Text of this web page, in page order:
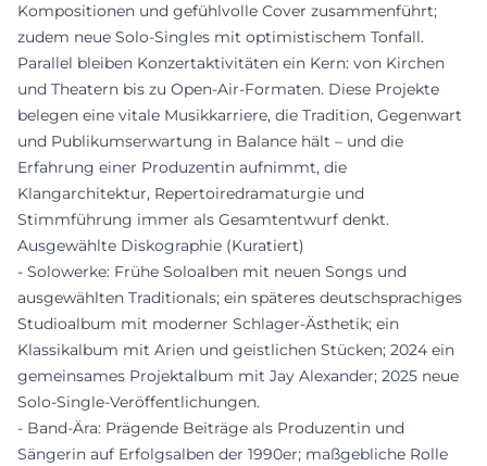
Kompositionen und gefühlvolle Cover zusammenführt;
zudem neue Solo-Singles mit optimistischem Tonfall.
Parallel bleiben Konzertaktivitäten ein Kern: von Kirchen
und Theatern bis zu Open-Air-Formaten. Diese Projekte
belegen eine vitale Musikkarriere, die Tradition, Gegenwart
und Publikumserwartung in Balance hält – und die
Erfahrung einer Produzentin aufnimmt, die
Klangarchitektur, Repertoiredramaturgie und
Stimmführung immer als Gesamtentwurf denkt.
Ausgewählte Diskographie (Kuratiert)
- Solowerke: Frühe Soloalben mit neuen Songs und
ausgewählten Traditionals; ein späteres deutschsprachiges
Studioalbum mit moderner Schlager-Ästhetik; ein
Klassikalbum mit Arien und geistlichen Stücken; 2024 ein
gemeinsames Projektalbum mit Jay Alexander; 2025 neue
Solo-Single-Veröffentlichungen.
- Band-Ära: Prägende Beiträge als Produzentin und
Sängerin auf Erfolgsalben der 1990er; maßgebliche Rolle